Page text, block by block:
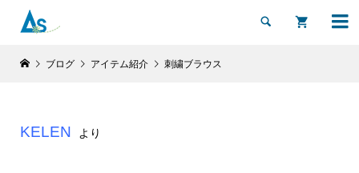
 
ブログ アイテム紹介 刺繍ブラウス
KELEN より